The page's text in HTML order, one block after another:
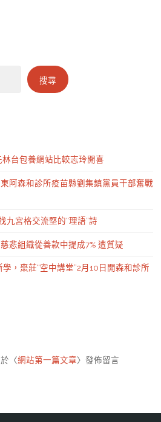
搜尋
台包養網站比較志玲開喜
阿森和診所疫苗縣劉集鎮黨員干部奮戰
九宮格交流堅的“理語”詩
悲組織從善款中提成7% 遭質疑
，棗莊“空中講堂”2月10日開森和診所
於〈網站第一篇文章〉發佈留言